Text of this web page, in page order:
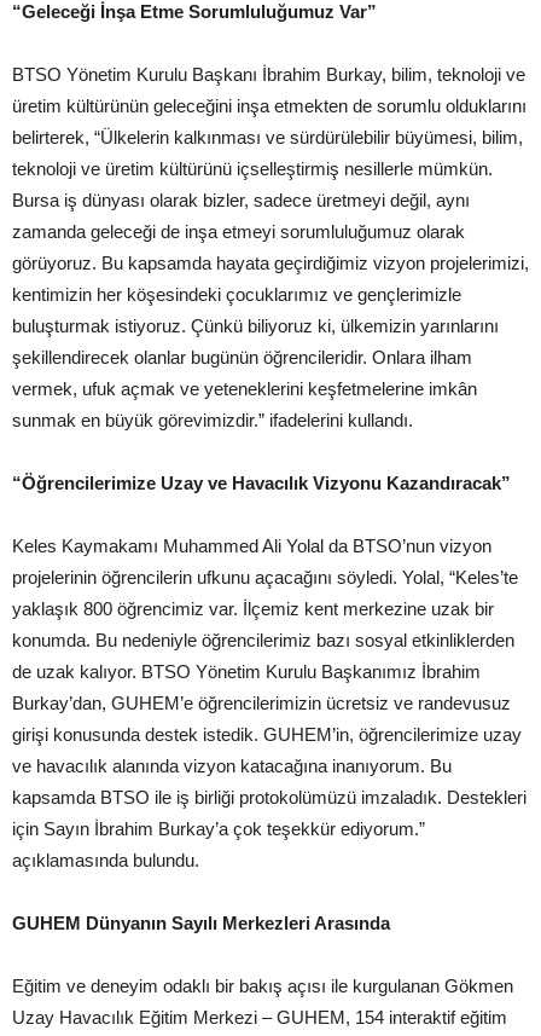
“Geleceği İnşa Etme Sorumluluğumuz Var”
BTSO Yönetim Kurulu Başkanı İbrahim Burkay, bilim, teknoloji ve
üretim kültürünün geleceğini inşa etmekten de sorumlu olduklarını
belirterek, “Ülkelerin kalkınması ve sürdürülebilir büyümesi, bilim,
teknoloji ve üretim kültürünü içselleştirmiş nesillerle mümkün.
Bursa iş dünyası olarak bizler, sadece üretmeyi değil, aynı
zamanda geleceği de inşa etmeyi sorumluluğumuz olarak
görüyoruz. Bu kapsamda hayata geçirdiğimiz vizyon projelerimizi,
kentimizin her köşesindeki çocuklarımız ve gençlerimizle
buluşturmak istiyoruz. Çünkü biliyoruz ki, ülkemizin yarınlarını
şekillendirecek olanlar bugünün öğrencileridir. Onlara ilham
vermek, ufuk açmak ve yeteneklerini keşfetmelerine imkân
sunmak en büyük görevimizdir.” ifadelerini kullandı.
“Öğrencilerimize Uzay ve Havacılık Vizyonu Kazandıracak”
Keles Kaymakamı Muhammed Ali Yolal da BTSO’nun vizyon
projelerinin öğrencilerin ufkunu açacağını söyledi. Yolal, “Keles’te
yaklaşık 800 öğrencimiz var. İlçemiz kent merkezine uzak bir
konumda. Bu nedeniyle öğrencilerimiz bazı sosyal etkinliklerden
de uzak kalıyor. BTSO Yönetim Kurulu Başkanımız İbrahim
Burkay’dan, GUHEM’e öğrencilerimizin ücretsiz ve randevusuz
girişi konusunda destek istedik. GUHEM’in, öğrencilerimize uzay
ve havacılık alanında vizyon katacağına inanıyorum. Bu
kapsamda BTSO ile iş birliği protokolümüzü imzaladık. Destekleri
için Sayın İbrahim Burkay’a çok teşekkür ediyorum.”
açıklamasında bulundu.
GUHEM Dünyanın Sayılı Merkezleri Arasında
Eğitim ve deneyim odaklı bir bakış açısı ile kurgulanan Gökmen
Uzay Havacılık Eğitim Merkezi – GUHEM, 154 interaktif eğitim